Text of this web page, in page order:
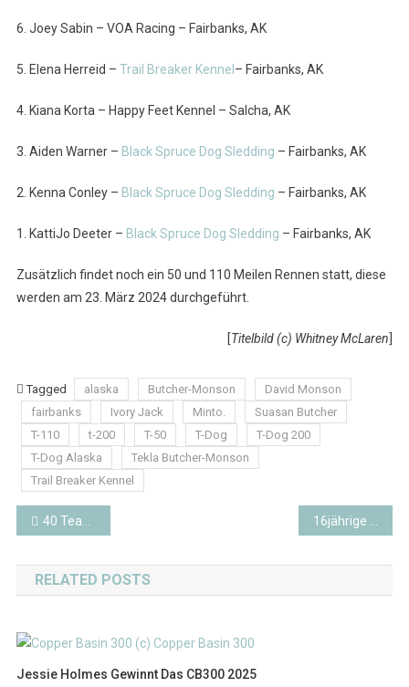
6. Joey Sabin – VOA Racing – Fairbanks, AK
5. Elena Herreid – Trail Breaker Kennel– Fairbanks, AK
4. Kiana Korta – Happy Feet Kennel – Salcha, AK
3. Aiden Warner – Black Spruce Dog Sledding – Fairbanks, AK
2. Kenna Conley – Black Spruce Dog Sledding – Fairbanks, AK
1. KattiJo Deeter – Black Spruce Dog Sledding – Fairbanks, AK
Zusätzlich findet noch ein 50 und 110 Meilen Rennen statt, diese
werden am 23. März 2024 durchgeführt.
[Titelbild (c) Whitney McLaren]
Tagged alaska Butcher-Monson
David Monson
fairbanks
Ivory Jack Minto.
Suasan Butcher
T-110
t-200 T-50 T-Dog
T-Dog 200
T-Dog Alaska
Tekla Butcher-Monson
Trail Breaker Kennel
Beitragsnavigation
40 Teams für das Knik200 2024 angemeldet
RELATED POSTS
Jessie Holmes Gewinnt Das CB300 2025